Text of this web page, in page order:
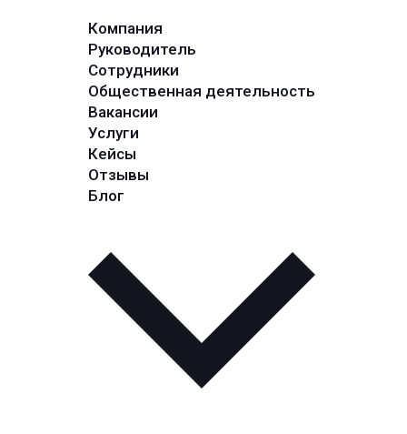
Компания
Руководитель
Сотрудники
Общественная деятельность
Вакансии
Услуги
Кейсы
Отзывы
Блог